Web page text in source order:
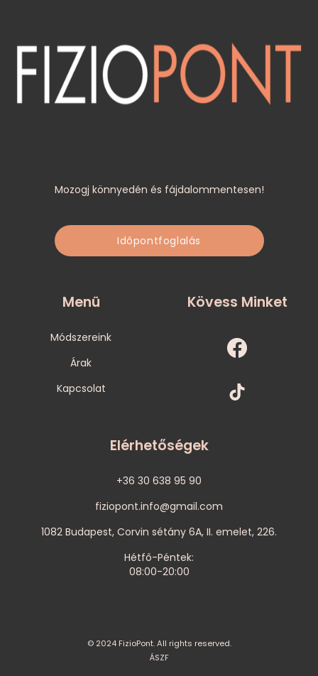
Mozogj könnyedén és fájdalommentesen!
Időpontfoglalás
Menü
Módszereink
Árak
Kapcsolat
Kövess Minket
Elérhetőségek
+36 30 638 95 90
fiziopont.info@gmail.com
1082 Budapest, Corvin sétány 6A, II. emelet, 226.
Hétfő-Péntek:
08:00-20:00
© 2024 FizioPont. All rights reserved.
ÁSZF